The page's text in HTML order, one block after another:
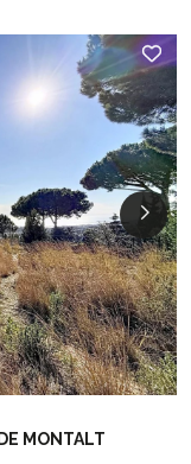
MONTALT